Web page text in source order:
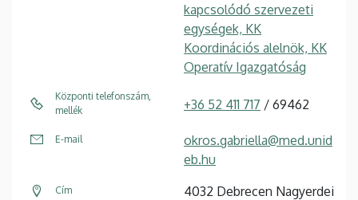
kapcsolódó szervezeti
egységek, KK
Koordinációs alelnök, KK
Operatív Igazgatóság
Központi telefonszám,
mellék
+36 52 411 717 / 69462
E-mail
okros.gabriella@med.unid
eb.hu
Cím
4032 Debrecen Nagyerdei